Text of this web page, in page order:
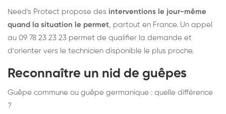
Need's Protect propose des interventions le jour-même
quand la situation le permet, partout en France. Un appel
au 09 78 23 23 23 permet de qualifier la demande et
d'orienter vers le technicien disponible le plus proche.
Reconnaître un nid de guêpes
Guêpe commune ou guêpe germanique : quelle différence
?